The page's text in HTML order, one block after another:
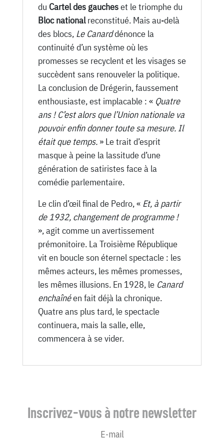
du Cartel des gaucheset le triomphe du
Bloc nationalreconstitué. Mais au-delà
des blocs, Le Canarddénonce la
continuité d’un système où les
promesses se recyclent et les visages se
succèdent sans renouveler la politique.
La conclusion de Drégerin, faussement
enthousiaste, est implacable : « Quatre
ans ! C’est alors que l’Union nationale va
pouvoir enfin donner toute sa mesure. Il
était que temps.» Le trait d’esprit
masque à peine la lassitude d’une
génération de satiristes face à la
comédie parlementaire.
Le clin d’œil final de Pedro, « Et, à partir
de 1932, changement de programme !
», agit comme un avertissement
prémonitoire. La Troisième République
vit en boucle son éternel spectacle : les
mêmes acteurs, les mêmes promesses,
les mêmes illusions. En 1928, le Canard
enchaînéen fait déjà la chronique.
Quatre ans plus tard, le spectacle
continuera, mais la salle, elle,
commencera à se vider.
Inscrivez-vous à notre newsletter